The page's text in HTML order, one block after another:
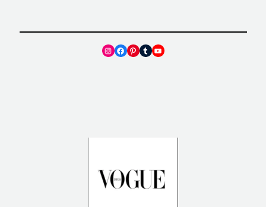
Instagram
Facebook
Pinterest
TumblrYouTube